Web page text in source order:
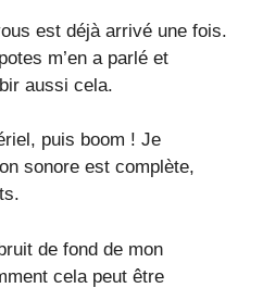
est déjà arrivé une fois.
m’en a parlé et
aussi cela.
puis boom ! Je
sonore est complète,
de fond de mon
cela peut être